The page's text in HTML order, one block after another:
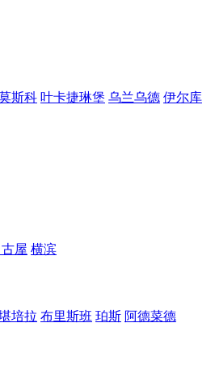
斯科 叶卡捷琳堡 乌兰乌德 伊尔库
屋 横滨
培拉 布里斯班 珀斯 阿德菜德